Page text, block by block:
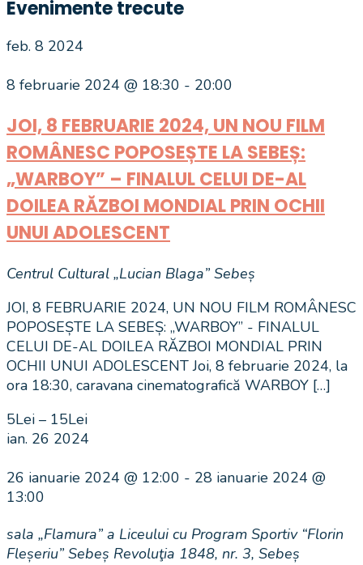
Evenimente trecute
feb. 8 2024
8 februarie 2024 @ 18:30 - 20:00
JOI, 8 FEBRUARIE 2024, UN NOU FILM
ROMÂNESC POPOSEȘTE LA SEBEȘ:
„WARBOY” – FINALUL CELUI DE-AL
DOILEA RĂZBOI MONDIAL PRIN OCHII
UNUI ADOLESCENT
Centrul Cultural „Lucian Blaga” Sebeș
JOI, 8 FEBRUARIE 2024, UN NOU FILM ROMÂNESC
POPOSEȘTE LA SEBEȘ: „WARBOY” - FINALUL
CELUI DE-AL DOILEA RĂZBOI MONDIAL PRIN
OCHII UNUI ADOLESCENT Joi, 8 februarie 2024, la
ora 18:30, caravana cinematografică WARBOY […]
5Lei – 15Lei
ian. 26 2024
26 ianuarie 2024 @ 12:00 - 28 ianuarie 2024 @
13:00
sala „Flamura” a Liceului cu Program Sportiv “Florin
Fleșeriu” Sebeș Revoluţia 1848, nr. 3, Sebeș